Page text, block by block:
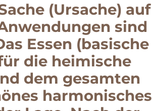
(Ursache) auf
sind
Essen (basische
die heimische
dem gesamten
harmonisches